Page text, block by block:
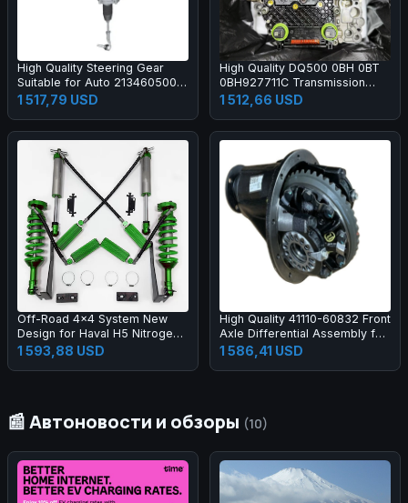
High Quality Steering Gear
Suitable for Auto 2134605001
2134601801 Steering Rack
Pinion and Rack Assembly
1 517,79 USD
High Quality DQ500 0BH 0BT
0BH927711C Transmission
Mechatronic with Contorl Unit
Solenoids Fits for Audi VW
1 512,66 USD
Off-Road 4x4 System New
Design for Haval H5 Nitrogen
Shock Absorber Suspension
1 593,88 USD
High Quality 41110-60832 Front
Axle Differential Assembly for
Land Cruiser
1 586,41 USD
📰 Автоновости и обзоры (10)